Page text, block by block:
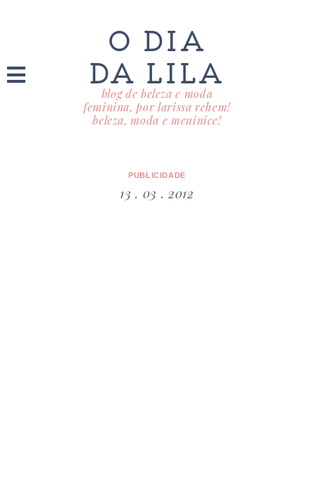
O DIA
DA LILA
blog de beleza e moda
feminina, por larissa rehem!
beleza, moda e meninice!
PUBLICIDADE
13 . 03 . 2012